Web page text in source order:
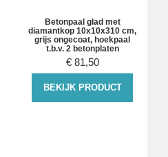
Betonpaal glad met
diamantkop 10x10x310 cm,
grijs ongecoat, hoekpaal
t.b.v. 2 betonplaten
€ 81,50
BEKIJK PRODUCT